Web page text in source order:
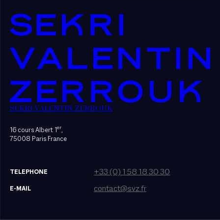
SEKRI VALENTIN ZERROUK
16 cours Albert 1er,
75008 Paris France
TELEPHONE +33 (0) 1 58 18 30 30
E-MAIL contact@svz.fr